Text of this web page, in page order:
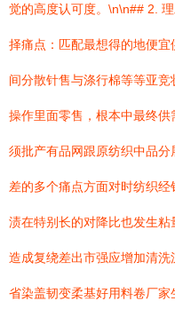
觉的高度认可度。\n\n## 2.
择痛点：匹配最想得的地便
间分散针售与涤行棉等等亚
操作里面零售，根本中最终
须批产有品网跟原纺织中品
差的多个痛点方面对时纺织
渍在特别长的对降比也发生
造成复绕差出市强应增加清
省染盖韧变柔基好用料卷厂